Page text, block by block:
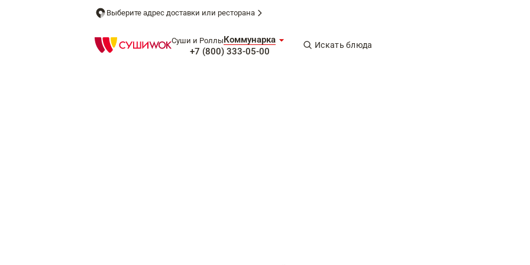
Выберите адрес доставки или ресторана
Суши и РоллыКоммунарка
+7 (800) 333-05-00
Искать блюда